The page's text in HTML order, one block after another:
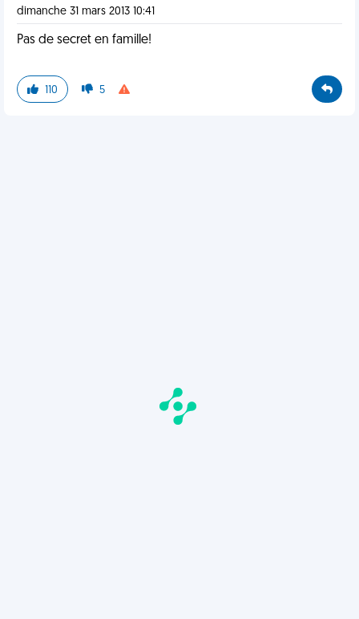
dimanche 31 mars 2013 10:41
Pas de secret en famille!
110 5